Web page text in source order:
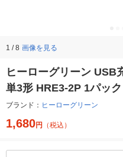
1 / 8 画像を見る
ヒーローグリーン USB
単3形 HRE3-2P 1パック
ブランド： ヒーローグリーン
1,680円 （税込）